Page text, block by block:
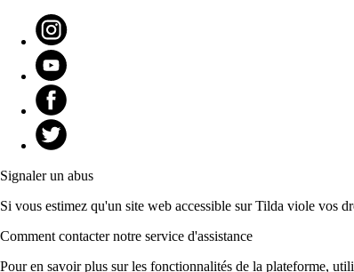
Signaler un abus
Si vous estimez qu'un site web accessible sur Tilda viole vos
Comment contacter notre service d'assistance
Pour en savoir plus sur les fonctionnalités de la plateforme,